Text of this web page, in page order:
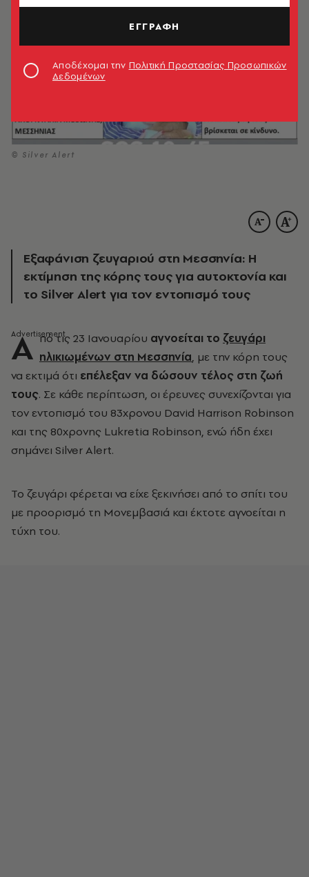
© Silver Alert
Εξαφάνιση ζευγαριού στη Μεσσηνία: Η
εκτίμηση της κόρης τους για αυτοκτονία και
το Silver Alert για τον εντοπισμό τους
Α πό τις 23 Ιανουαρίου αγνοείται το ζευγάρι
ηλικιωμένων στη Μεσσηνία, με την κόρη τους
να εκτιμά ότι επέλεξαν να δώσουν τέλος στη ζωή
τους. Σε κάθε περίπτωση, οι έρευνες συνεχίζονται για
τον εντοπισμό του 83χρονου David Harrison Robinson
και της 80χρονης Lukretia Robinson, ενώ ήδη έχει
σημάνει Silver Alert.
Το ζευγάρι φέρεται να είχε ξεκινήσει από το σπίτι του
με προορισμό τη Μονεμβασιά και έκτοτε αγνοείται η
τύχη του.
ΕΓΓΡΑΦΗ
Αποδέχομαι την Πολιτική Προστασίας Προσωπικών
Δεδομένων